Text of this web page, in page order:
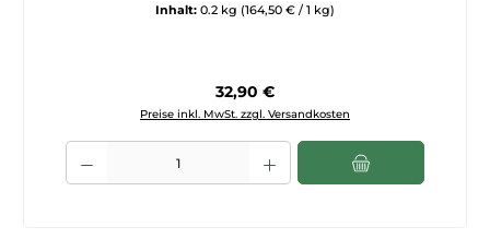
Inhalt: 0.2 kg (164,50 € / 1 kg)
Regulärer Preis:
32,90 €
Preise inkl. MwSt. zzgl. Versandkosten
Produkt Anzahl: Gib den gewünschten Wert ein oder benutze die